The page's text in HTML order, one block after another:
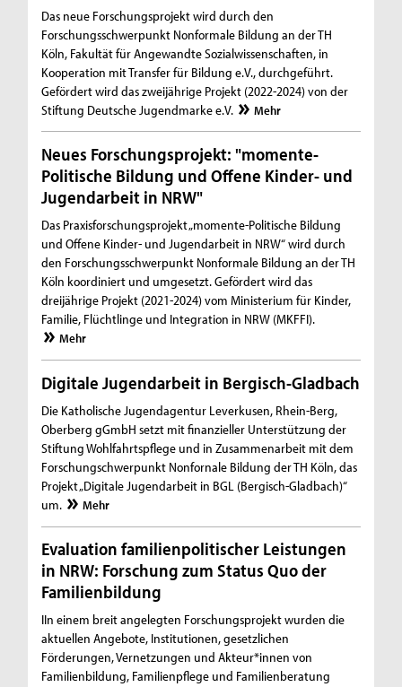
Das neue Forschungsprojekt wird durch den
Forschungsschwerpunkt Nonformale Bildung an der TH
Köln, Fakultät für Angewandte Sozialwissenschaften, in
Kooperation mit Transfer für Bildung e.V., durchgeführt.
Gefördert wird das zweijährige Projekt (2022-2024) von der
Stiftung Deutsche Jugendmarke e.V.
Mehr
Neues Forschungsprojekt: "momente-
Politische Bildung und Offene Kinder- und
Jugendarbeit in NRW"
Das Praxisforschungsprojekt „momente-Politische Bildung
und Offene Kinder- und Jugendarbeit in NRW“ wird durch
den Forschungsschwerpunkt Nonformale Bildung an der TH
Köln koordiniert und umgesetzt. Gefördert wird das
dreijährige Projekt (2021-2024) vom Ministerium für Kinder,
Familie, Flüchtlinge und Integration in NRW (MKFFI).
Mehr
Digitale Jugendarbeit in Bergisch-Gladbach
Die Katholische Jugendagentur Leverkusen, Rhein-Berg,
Oberberg gGmbH setzt mit finanzieller Unterstützung der
Stiftung Wohlfahrtspflege und in Zusammenarbeit mit dem
Forschungschwerpunkt Nonfornale Bildung der TH Köln, das
Projekt „Digitale Jugendarbeit in BGL (Bergisch-Gladbach)“
um.
Mehr
Evaluation familienpolitischer Leistungen
in NRW: Forschung zum Status Quo der
Familienbildung
IIn einem breit angelegten Forschungsprojekt wurden die
aktuellen Angebote, Institutionen, gesetzlichen
Förderungen, Vernetzungen und Akteur*innen von
Familienbildung, Familienpflege und Familienberatung